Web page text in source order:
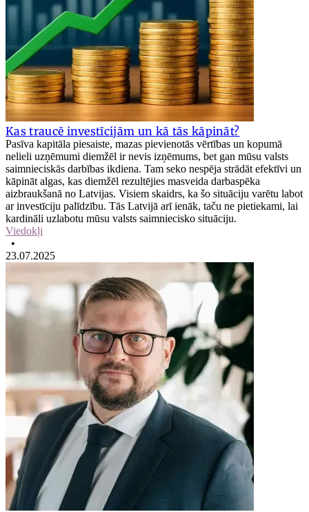
Kas traucē investīcijām un kā tās kāpināt?
Pasīva kapitāla piesaiste, mazas pievienotās vērtības un kopumā
nelieli uzņēmumi diemžēl ir nevis izņēmums, bet gan mūsu valsts
saimnieciskās darbības ikdiena. Tam seko nespēja strādāt efektīvi un
kāpināt algas, kas diemžēl rezultējies masveida darbaspēka
aizbraukšanā no Latvijas. Visiem skaidrs, ka šo situāciju varētu labot
ar investīciju palīdzību. Tās Latvijā arī ienāk, taču ne pietiekami, lai
kardināli uzlabotu mūsu valsts saimniecisko situāciju.
Viedokļi
•
23.07.2025